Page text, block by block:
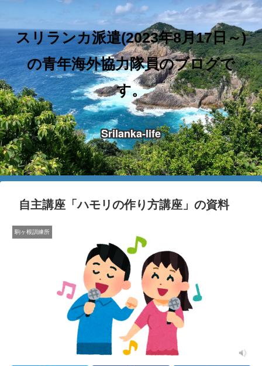
スリランカ派遣(2023年8月17日～)
の青年海外協力隊員のブログで
す。
Srilanka-life
自主講座「ハモリの作り方講座」の資料
駒ヶ根訓練所